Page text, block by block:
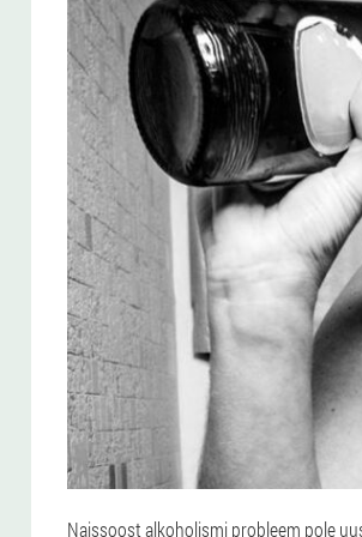
Naissoost alkoholismi probleem pole